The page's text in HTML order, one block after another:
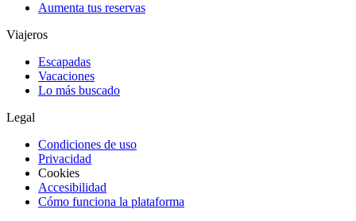
Aumenta tus reservas
Viajeros
Escapadas
Vacaciones
Lo más buscado
Legal
Condiciones de uso
Privacidad
Cookies
Accesibilidad
Cómo funciona la plataforma